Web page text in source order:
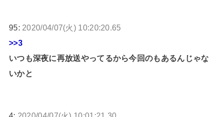
95: 2020/04/07(火) 10:20:20.65
>>3
いつも深夜に再放送やってるから今回のもあるんじゃな
いかと